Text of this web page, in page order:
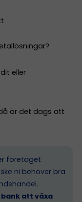
eller
är det dags att
företaget
ni behöver bra
att växa